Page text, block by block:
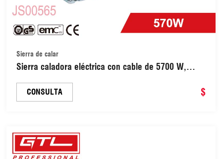
Sierra de calar
Sierra caladora eléctrica con cable de 5700 W,
CONSULTA $